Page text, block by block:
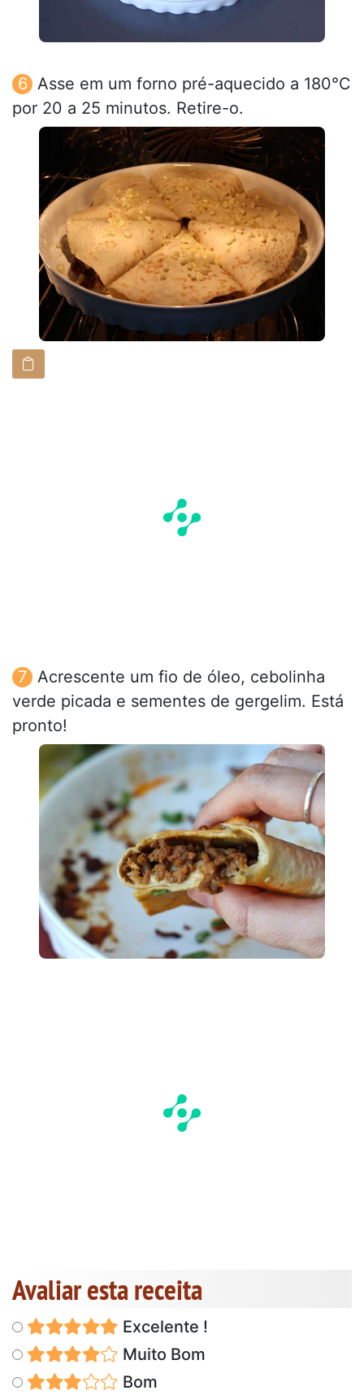
Asse em um forno pré-aquecido a 180°C
por 20 a 25 minutos. Retire-o.
Acrescente um fio de óleo, cebolinha
verde picada e sementes de gergelim. Está
pronto!
Avaliar esta receita
Excelente !
Muito Bom
Bom